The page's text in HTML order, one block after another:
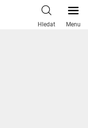
Hledat Menu